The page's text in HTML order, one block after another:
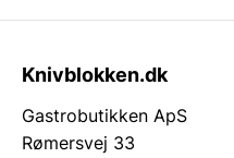
Knivblokken.dk
Gastrobutikken ApS
Rømersvej 33